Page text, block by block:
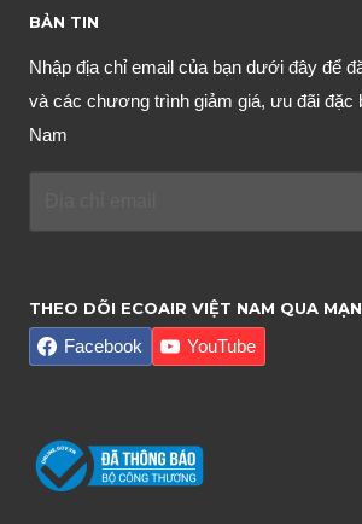
BẢN TIN
Nhập địa chỉ email của bạn dưới đây để
và các chương trình giảm giá, ưu đãi đặc
Nam
THEO DÕI ECOAIR VIỆT NAM QUA
Facebook YouTube